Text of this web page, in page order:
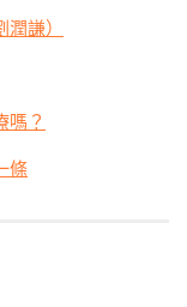
謙）
嗎？
條